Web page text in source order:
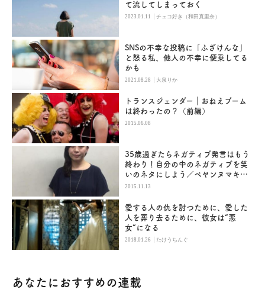
て流してしまっておく
2023.01.11 |チェコ好き（和田真里奈）
SNSの不幸な投稿に「ふざけんな」
と怒る私、他人の不幸に便乗してる
かも
2021.08.28 |大泉りか
トランスジェンダー｜おねえブーム
は終わったの？（前編）
2015.06.08
35歳過ぎたらネガティブ発言はもう
終わり！自分の中のネガティブを笑
いのネタにしよう／ペヤンヌマキ
Vol.2
2015.11.13
愛する人の仇を討つために、愛した
人を葬り去るために、彼女は“悪
女”になる
2018.01.26 | たけうちんぐ
あなたにおすすめの連載